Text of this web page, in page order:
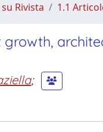
Rivista
1.1
growth,
;